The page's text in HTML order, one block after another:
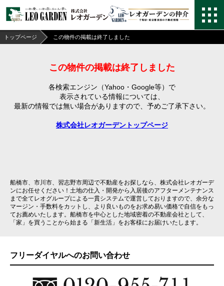
トップページ この物件の掲載は終了しました
この物件の掲載は終了しました
各検索エンジン（Yahoo・Google等）で
表示されている情報については、
最新の情報では無い場合がありますので、 予めご了承下さい。
株式会社レオガーデントップページ
船橋市、市川市、習志野市周辺で不動産をお探しなら、株式会社レオガーデ
ンにお任せください！土地の仕入・開発から入居後のアフターメンテナンス
まで全てレオグループによる一貫システムで運営しておりますので、余分な
マージン・手数料をカットし、より良いものをお求め易い価格で自信をもっ
てお薦めいたします。船橋市を中心とした地域密着の不動産会社として、
「家」を買うことから始まる「新生活」をお客様にお届けいたします。
フリーダイヤルへのお問い合わせ